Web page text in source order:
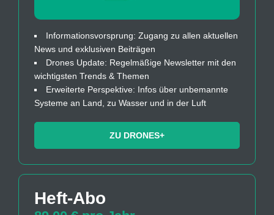
Informationsvorsprung: Zugang zu allen aktuellen
News und exklusiven Beiträgen
Drones Update: Regelmäßige Newsletter mit den
wichtigsten Trends & Themen
Erweiterte Perspektive: Infos über unbemannte
Systeme an Land, zu Wasser und in der Luft
ZU DRONES+
Heft-Abo